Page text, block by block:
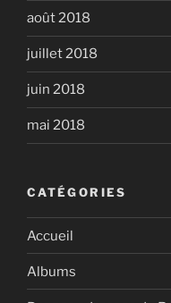
août 2018
juillet 2018
juin 2018
mai 2018
CATÉGORIES
Accueil
Albums